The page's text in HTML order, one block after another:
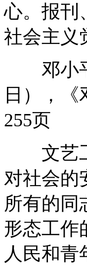
心。报刊
社会主义
邓小平
日），
255页
文艺工
对社会的
所有的同
形态工作
人民和